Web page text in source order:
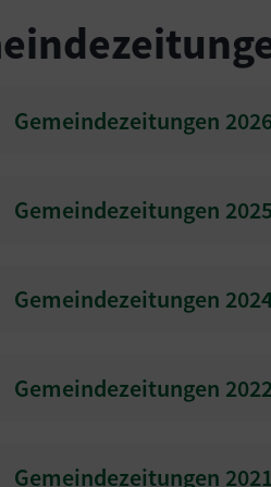
Gemeindezeitungen
Gemeindezeitungen 2025
Gemeindezeitungen
Gemeindezeitungen 2022
Gemeindezeitungen 2021